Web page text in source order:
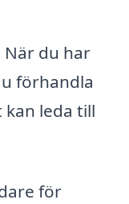
När du har
förhandla
kan leda till
för